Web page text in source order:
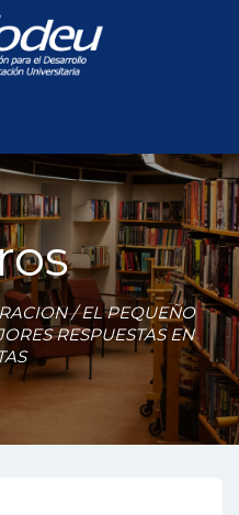
/ EL PEQUEÑO
RESPUESTAS EN